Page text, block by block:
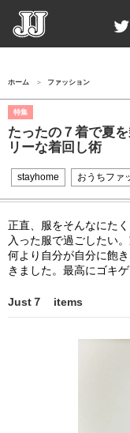
ホーム ファッション
特集
たったの７着で夏
リーな着回し術
stayhome おうちファ
正直、服をそんなにた
入った服で過ごしたい
何より自分が自分に飽
きました。最高にゴキ
Just７ items